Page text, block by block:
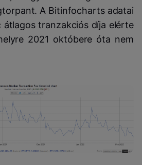
A Bitinfocharts adatai
átlagos tranzakciós díja elérte
2021 októbere óta nem